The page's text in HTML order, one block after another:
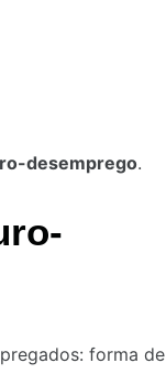
desemprego.
forma de